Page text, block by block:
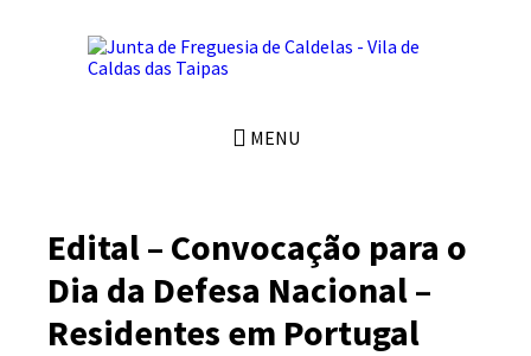
MENU
Edital – Convocação para o
Dia da Defesa Nacional –
Residentes em Portugal